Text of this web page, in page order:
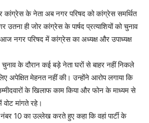
कांग्रेस के नेता अब नगर परिषद को कांग्रेस समर्थित
ही जोर कांग्रेस के पार्षद प्रत्याशियों को चुनाव
आज नगर परिषद में कांग्रेस का अध्यक्ष और उपाध्यक्ष
के दौरान कई बड़े नेता घरों से बाहर नहीं निकले
अपेक्षित मेहनत नहीं की। उन्होंने आरोप लगाया कि
के खिलाफ काम किया और फोन के माध्यम से
वोट मांगते रहे।
10 का उल्लेख करते हुए कहा कि वहां पार्टी के